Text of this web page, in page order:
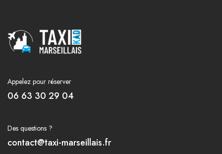
Appelez pour réserver
06 63 30 29 04
Des questions ?
contact@taxi-marseillais.fr